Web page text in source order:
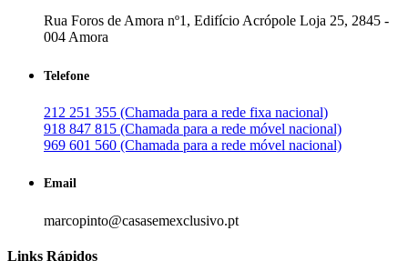
Rua Foros de Amora nº1, Edifício Acrópole Loja 25, 2845 -
004 Amora
Telefone
212 251 355 (Chamada para a rede fixa nacional)
918 847 815 (Chamada para a rede móvel nacional)
969 601 560 (Chamada para a rede móvel nacional)
Email
marcopinto@casasemexclusivo.pt
Links Rápidos